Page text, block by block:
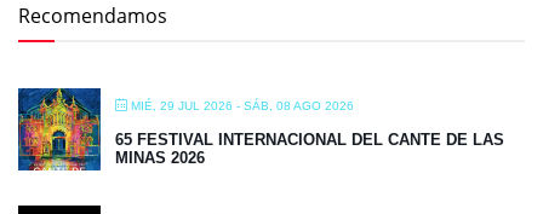
Recomendamos
MIÉ, 29 JUL 2026 - SÁB, 08 AGO 2026
65 FESTIVAL INTERNACIONAL DEL CANTE DE LAS
MINAS 2026